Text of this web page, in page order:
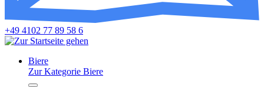
+49 4102 77 89 58 6
Biere
Zur Kategorie Biere